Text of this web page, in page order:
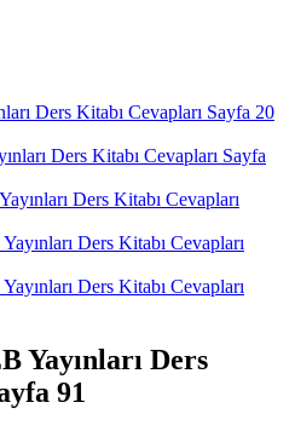
Ders Kitabı Cevapları Sayfa 20
Ders Kitabı Cevapları Sayfa
Ders Kitabı Cevapları
Ders Kitabı Cevapları
Ders Kitabı Cevapları
Yayınları Ders
91